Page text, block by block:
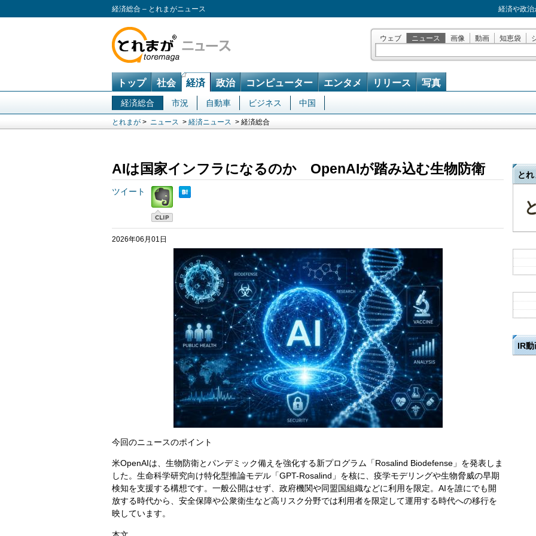
経済総合 – とれまがニュース 経済や政
ウェブ ニュース 画像 動画 知恵袋
トップ 社会 経済 政治 コンピューター エンタメ リリース 写真
経済総合 市況 自動車 ビジネス 中国
とれまが > ニュース > 経済ニュース > 経済総合
AIは国家インフラになるのか OpenAIが踏み込む生物防衛
ツイート
2026年06月01日
今回のニュースのポイント
米OpenAIは、生物防衛とパンデミック備えを強化する新プログラム「Rosalind Biodefense」を発表しま
した。生命科学研究向け特化型推論モデル「GPT-Rosalind」を核に、疫学モデリングや生物脅威の早期
検知を支援する構想です。一般公開はせず、政府機関や同盟国組織などに利用を限定。AIを誰にでも開
放する時代から、安全保障や公衆衛生など高リスク分野では利用者を限定して運用する時代への移行を
映しています。
とれ
IR動